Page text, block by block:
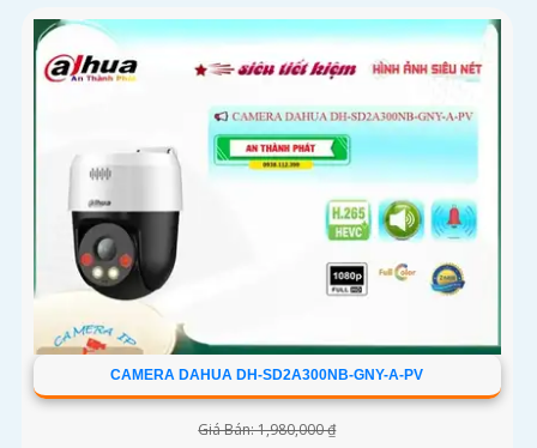
CAMERA DAHUA DH-SD2A300NB-GNY-A-PV
Giá Bán: 1,980,000 ₫